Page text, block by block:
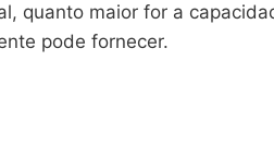
quanto maior for a
pode fornecer.